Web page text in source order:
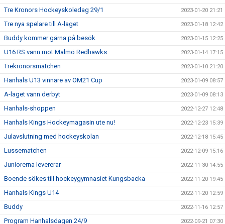
Tre Kronors Hockeyskoledag 29/1 2023-01-20 21:21
Tre nya spelare till A-laget 2023-01-18 12:42
Buddy kommer gärna på besök 2023-01-15 12:25
U16 RS vann mot Malmö Redhawks 2023-01-14 17:15
Trekronorsmatchen 2023-01-10 21:20
Hanhals U13 vinnare av OM21 Cup 2023-01-09 08:57
A-laget vann derbyt 2023-01-09 08:13
Hanhals-shoppen 2022-12-27 12:48
Hanhals Kings Hockeymagasin ute nu! 2022-12-23 15:39
Julavslutning med hockeyskolan 2022-12-18 15:45
Lussematchen 2022-12-09 15:16
Juniorerna levererar 2022-11-30 14:55
Boende sökes till hockeygymnasiet Kungsbacka 2022-11-20 19:45
Hanhals Kings U14 2022-11-20 12:59
Buddy 2022-11-16 12:57
Program Hanhalsdagen 24/9 2022-09-21 07:30